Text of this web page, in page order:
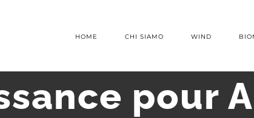
HOME CHI SIAMO WIND
pour